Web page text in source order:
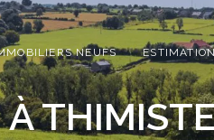
NEUFS
À